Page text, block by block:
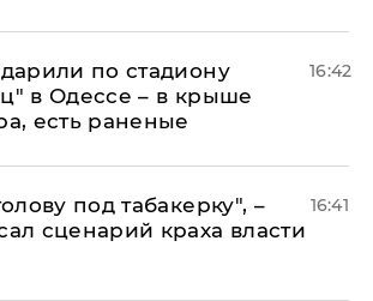
по стадиону
в Одессе – в крыше
есть раненые
16:42
под табакерку", –
сценарий краха власти
16:41